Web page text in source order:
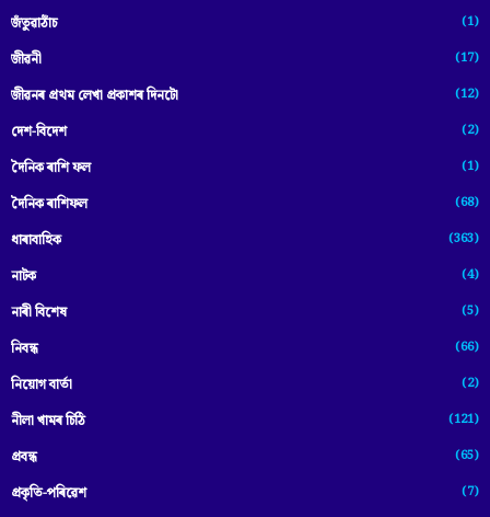
জঁতুৱাঠাঁচ (1)
জীৱনী (17)
জীৱনৰ প্ৰথম লেখা প্ৰকাশৰ দিনটো (12)
দেশ-বিদেশ (2)
দৈনিক ৰাশি ফল (1)
দৈনিক ৰাশিফল (68)
ধাৰাবাহিক (363)
নাটক (4)
নাৰী বিশেষ (5)
নিবন্ধ (66)
নিয়োগ বাৰ্তা (2)
নীলা খামৰ চিঠি (121)
প্রবন্ধ (65)
প্ৰকৃতি-পৰিৱেশ (7)